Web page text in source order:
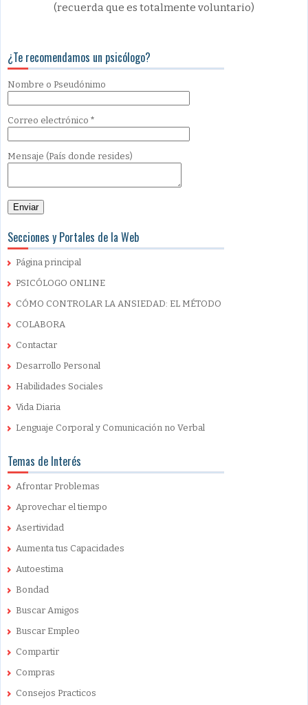
(recuerda que es totalmente voluntario)
¿Te recomendamos un psicólogo?
Nombre o Pseudónimo
Correo electrónico *
Mensaje (País donde resides)
Secciones y Portales de la Web
Página principal
PSICÓLOGO ONLINE
CÓMO CONTROLAR LA ANSIEDAD: EL MÉTODO
COLABORA
Contactar
Desarrollo Personal
Habilidades Sociales
Vida Diaria
Lenguaje Corporal y Comunicación no Verbal
Temas de Interés
Afrontar Problemas
Aprovechar el tiempo
Asertividad
Aumenta tus Capacidades
Autoestima
Bondad
Buscar Amigos
Buscar Empleo
Compartir
Compras
Consejos Practicos